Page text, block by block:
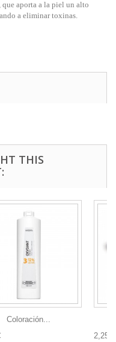
aporta a la piel un alto
a eliminar toxinas.
THIS
Coloración...
2,25 €